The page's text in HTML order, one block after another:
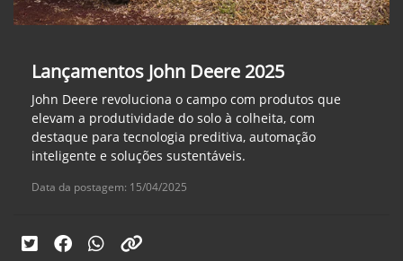
Lançamentos John Deere 2025
John Deere revoluciona o campo com produtos que
elevam a produtividade do solo à colheita, com
destaque para tecnologia preditiva, automação
inteligente e soluções sustentáveis.
Data da postagem: 15/04/2025